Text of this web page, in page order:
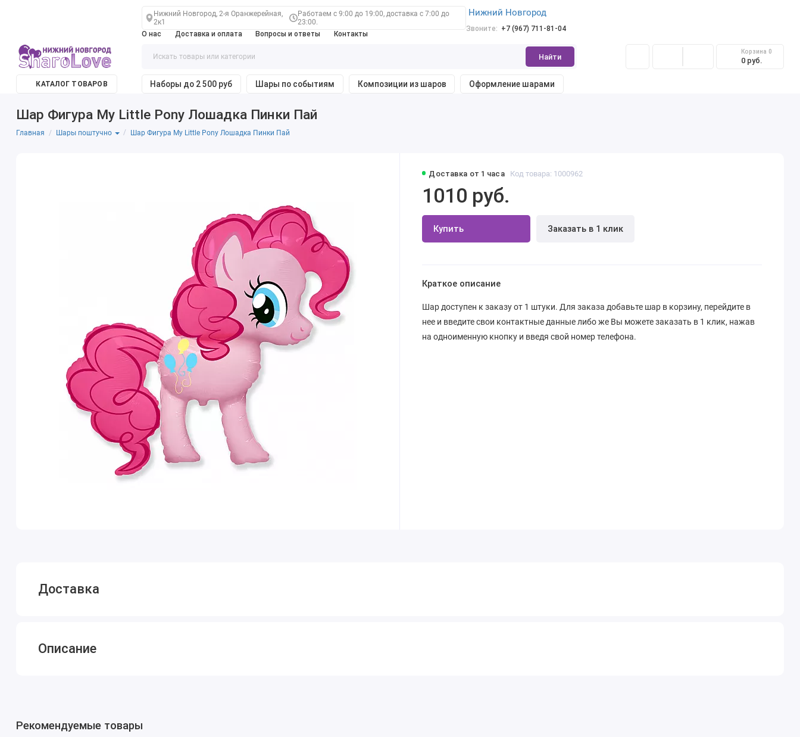
Нижний Новгород, 2-я Оранжерейная,
2к1
Работаем с 9:00 до 19:00, доставка с 7:00 до
23:00.
О нас
Доставка и оплата Вопросы и ответы Контакты
Нижний Новгород
Звоните: +7 (967) 711-81-04
Найти
Корзина 0
0 руб.
КАТАЛОГ ТОВАРОВ Наборы до 2 500 руб Шары по событиям Композиции из шаров Оформление шарами
Шар Фигура My Little Pony Лошадка Пинки Пай
Главная Шары поштучно Шар Фигура My Little Pony Лошадка Пинки Пай
Доставка от 1 часа Код товара: 1000962
1010 руб.
Купить Заказать в 1 клик
Краткое описание
Шар доступен к заказу от 1 штуки. Для заказа добавьте шар в корзину, перейдите в
нее и введите свои контактные данные либо же Вы можете заказать в 1 клик, нажав
на одноименную кнопку и введя свой номер телефона.
Доставка
Описание
Рекомендуемые товары